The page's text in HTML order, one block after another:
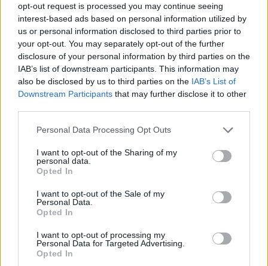
opt-out request is processed you may continue seeing
interest-based ads based on personal information utilized by
us or personal information disclosed to third parties prior to
your opt-out. You may separately opt-out of the further
disclosure of your personal information by third parties on the
IAB’s list of downstream participants. This information may
also be disclosed by us to third parties on the IAB’s List of
Downstream Participants that may further disclose it to other
Personal Data Processing Opt Outs
I want to opt-out of the Sharing of my
personal data.
Opted In
I want to opt-out of the Sale of my
Personal Data.
Opted In
I want to opt-out of processing my
Personal Data for Targeted Advertising.
Opted In
Tym samym taktyczna strzelanka osiągnęła trzeci
najwyższy peak w historii amerykańskiego serwisu
według stronyTwitchstats. Większym
zainteresowaniem cieszyły się jedynie targi E3 w 2018
roku oraz zeszłoroczny finał Mistrzostw Świata w
League of Legends rozegrany pomiędzy G2 Esports a
Funplus Phoenix. Jednocześnie najnowsza gra od Riot
Games nie pozostawiła sobie równych, jeśli chodzi o
oglądalność na Twitchu w obecnym roku. W tej
poprzedni rekord 835 472 jednoczesnych widzów, który
został osiągnięty przez Counter Strike: Global
Offensive w trakcie finałów Intel Extreme Masters
Katowice.
CZYTAJ TEŻ:
VALORANT w pigułce. Co wiemy po